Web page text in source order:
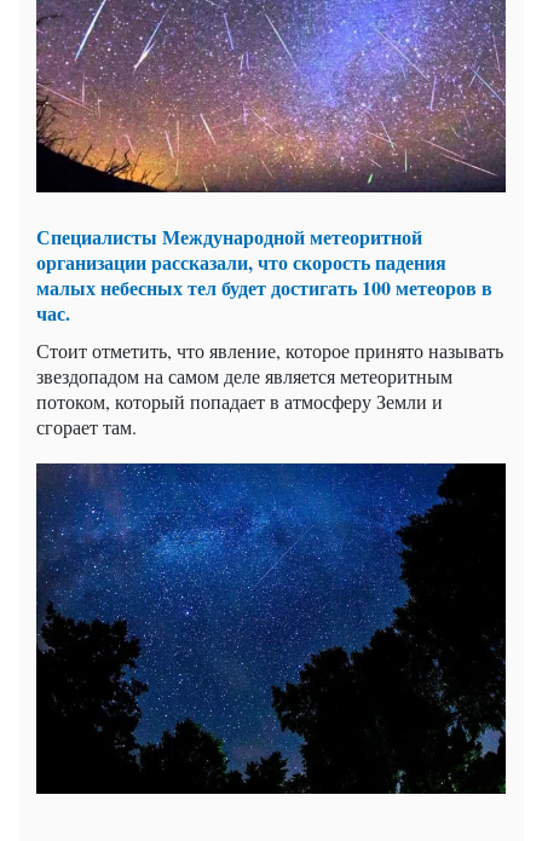
Специалисты Международной метеоритной
организации рассказали, что скорость падения
малых небесных тел будет достигать 100 метеоров в
час.
Стоит отметить, что явление, которое принято называть
звездопадом на самом деле является метеоритным
потоком, который попадает в атмосферу Земли и
сгорает там.